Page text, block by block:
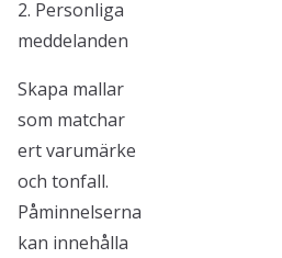
2. Personliga
meddelanden
Skapa mallar
som matchar
ert varumärke
och tonfall.
Påminnelserna
kan innehålla